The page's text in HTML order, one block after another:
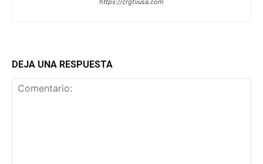
https://crgtvusa.com
DEJA UNA RESPUESTA